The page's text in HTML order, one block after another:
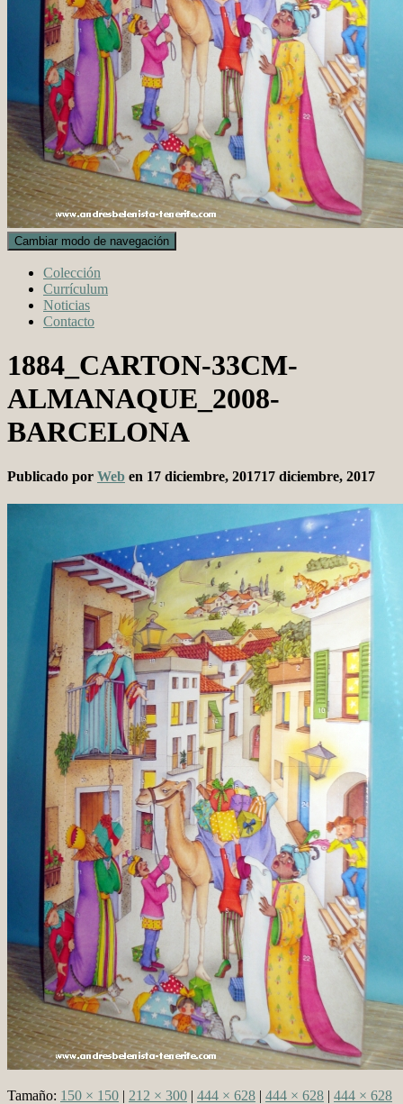
Cambiar modo de navegación
Colección
Currículum
Noticias
Contacto
1884_CARTON-33CM-
ALMANAQUE_2008-
BARCELONA
Publicado por Web en 17 diciembre, 201717 diciembre, 2017
Tamaño: 150 × 150 | 212 × 300 | 444 × 628 | 444 × 628 | 444 × 628